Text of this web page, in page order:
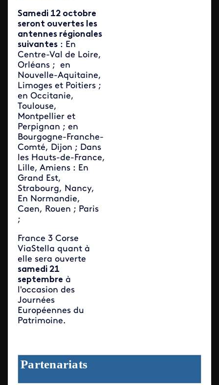
Samedi 12 octobre
seront ouvertes les
antennes régionales
suivantes : En
Centre-Val de Loire,
Orléans ; en
Nouvelle-Aquitaine,
Limoges et Poitiers ;
en Occitanie,
Toulouse,
Montpellier et
Perpignan ; en
Bourgogne-Franche-
Comté, Dijon ; Dans
les Hauts-de-France,
Lille, Amiens : En
Grand Est,
Strabourg, Nancy,
En Normandie,
Caen, Rouen ; Paris
;
France 3 Corse
ViaStella quant à
elle sera ouverte
samedi 21
septembre à
l'occasion des
Journées
Européennes du
Patrimoine.
Partenariats